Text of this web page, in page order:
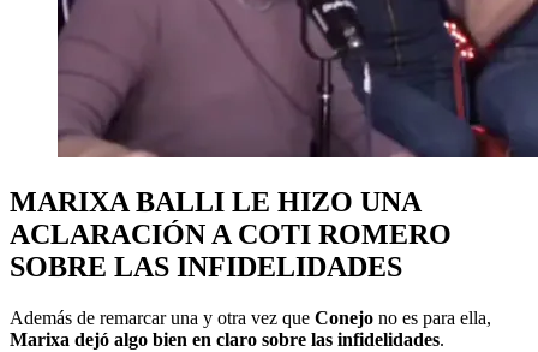
MARIXA BALLI LE HIZO UNA
ACLARACIÓN A COTI ROMERO
SOBRE LAS INFIDELIDADES
Además de remarcar una y otra vez que Conejo no es para ella,
Marixa dejó algo bien en claro sobre las infidelidades.